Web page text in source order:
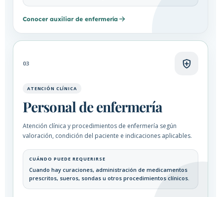
Conocer auxiliar de enfermería
03
ATENCIÓN CLÍNICA
Personal de enfermería
Atención clínica y procedimientos de enfermería según
valoración, condición del paciente e indicaciones aplicables.
CUÁNDO PUEDE REQUERIRSE
Cuando hay curaciones, administración de medicamentos
prescritos, sueros, sondas u otros procedimientos clínicos.